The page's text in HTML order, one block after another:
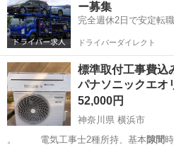
ー募集
完全週休2日で安定転職
ドライバーダイレクト
標準取付工事費込
パナソニックエ
52,000円
神奈川県 横浜市
。 電気工事士2種所持、基本 隙間